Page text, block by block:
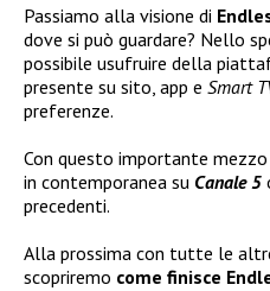
Passiamo alla visione di
dove si può guardare? Nello
possibile usufruire della
presente su sito, app e Smart
preferenze.
Con questo importante
in contemporanea su Canale 5
precedenti.
Alla prossima con tutte le
scopriremo come finisce